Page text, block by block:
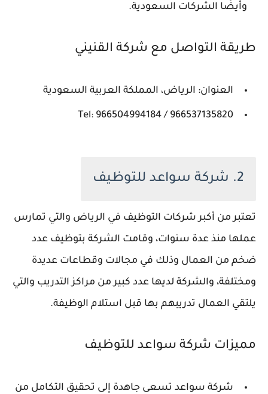
وأيضًا الشركات السعودية.
طريقة التواصل مع شركة القنيني
العنوان: الرياض، المملكة العربية السعودية
Tel: 966504994184 / 966537135820
2. شركة سواعد للتوظيف
تعتبر من أكبر شركات التوظيف في الرياض والتي تمارس
عملها منذ عدة سنوات، وقامت الشركة بتوظيف عدد
ضخم من العمال وذلك في مجالات وقطاعات عديدة
ومختلفة، والشركة لديها عدد كبير من مراكز التدريب والتي
يلتقي العمال تدريبهم بها قبل استلام الوظيفة.
مميزات شركة سواعد للتوظيف
شركة سواعد تسعى جاهدة إلى تحقيق التكامل من